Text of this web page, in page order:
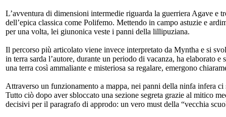
L’avventura di dimensioni intermedie riguarda la guerriera Agave e
dell’epica classica come Polifemo. Mettendo in campo astuzie e
per una volta, lei giunonica veste i panni della lillipuziana.
Il percorso più articolato viene invece interpretato da Myntha e si
in terra sarda l’autore, durante un periodo di vacanza, ha elaborato
una terra così ammaliante e misteriosa sa regalare, emergono
Attraverso un funzionamento a mappa, nei panni della ninfa infera
Tutto ciò dopo aver sbloccato una sezione segreta grazie al mitico
decisivi per il paragrafo di approdo: un vero must della “vecchia